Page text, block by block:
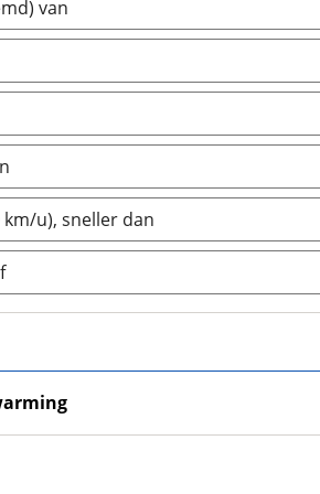
van
u), sneller dan